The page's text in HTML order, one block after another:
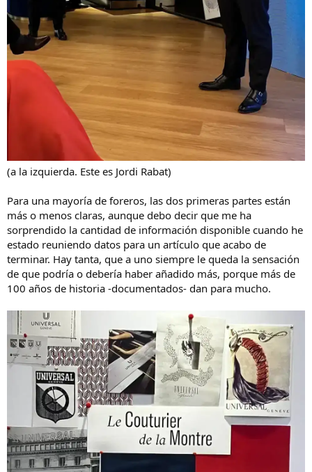
(a la izquierda. Este es Jordi Rabat)
Para una mayoría de foreros, las dos primeras partes están
más o menos claras, aunque debo decir que me ha
sorprendido la cantidad de información disponible cuando he
estado reuniendo datos para un artículo que acabo de
terminar. Hay tanta, que a uno siempre le queda la sensación
de que podría o debería haber añadido más, porque más de
100 años de historia -documentados- dan para mucho.